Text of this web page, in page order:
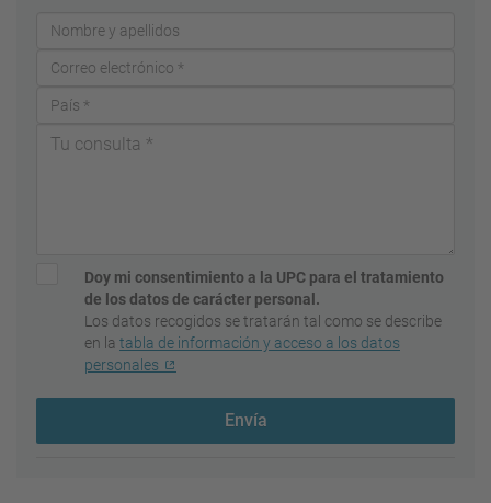
Doy mi consentimiento a la UPC para el tratamiento
de los datos de carácter personal.
Los datos recogidos se tratarán tal como se describe
en la tabla de información y acceso a los datos
personales
Envía